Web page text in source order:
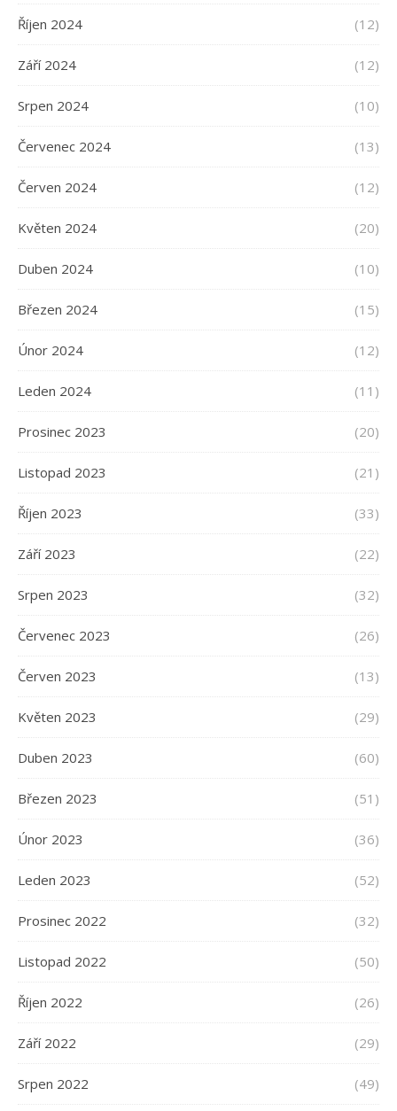
Říjen 2024 (12)
Září 2024 (12)
Srpen 2024 (10)
Červenec 2024 (13)
Červen 2024 (12)
Květen 2024 (20)
Duben 2024 (10)
Březen 2024 (15)
Únor 2024 (12)
Leden 2024 (11)
Prosinec 2023 (20)
Listopad 2023 (21)
Říjen 2023 (33)
Září 2023 (22)
Srpen 2023 (32)
Červenec 2023 (26)
Červen 2023 (13)
Květen 2023 (29)
Duben 2023 (60)
Březen 2023 (51)
Únor 2023 (36)
Leden 2023 (52)
Prosinec 2022 (32)
Listopad 2022 (50)
Říjen 2022 (26)
Září 2022 (29)
Srpen 2022 (49)